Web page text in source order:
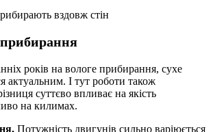
прибирання
років на вологе прибирання, сухе
актуальним. І тут роботи також
суттєво впливає на якість
на килимах.
Потужність двигунів сильно варіюється